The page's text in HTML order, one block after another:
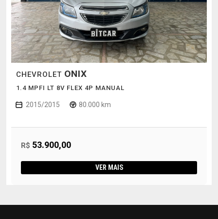
CHEVROLET ONIX
1.4 MPFI LT 8V FLEX 4P MANUAL
2015/2015 80.000 km
R$ 53.900,00
VER MAIS